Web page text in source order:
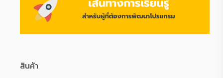
สินค้า